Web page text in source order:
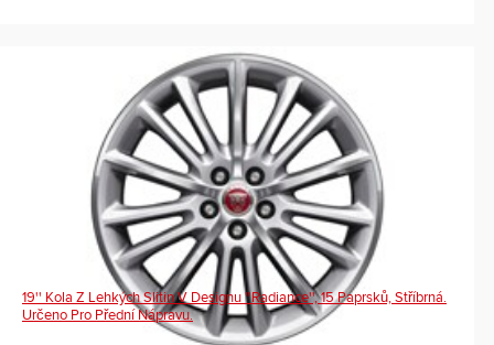
19'' Kola Z Lehkých Slitin V Designu ''Radiance'', 15 Paprsků, Stříbrná.
Určeno Pro Přední Nápravu.